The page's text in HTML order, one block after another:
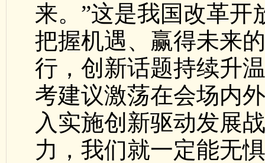
来。”这是我国改革开
把握机遇、赢得未来
行，创新话题持续升
考建议激荡在会场内
入实施创新驱动发展
力，我们就一定能无